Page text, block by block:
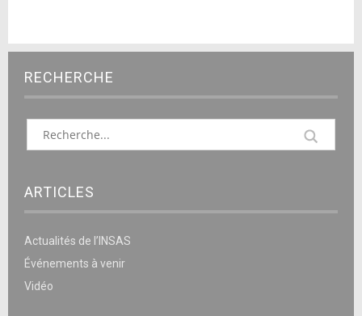
RECHERCHE
ARTICLES
Actualités de l’INSAS
Événements à venir
Vidéo